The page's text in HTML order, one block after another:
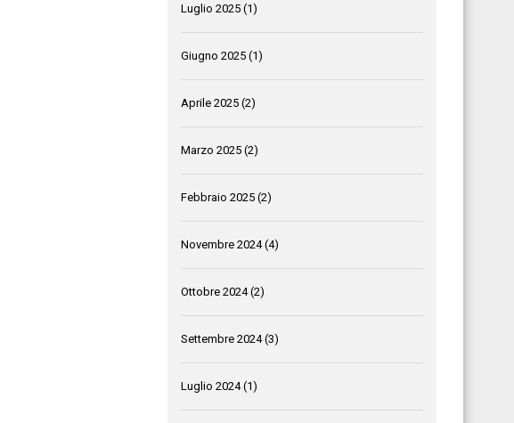
Luglio 2025 (1)
Giugno 2025 (1)
Aprile 2025 (2)
Marzo 2025 (2)
Febbraio 2025 (2)
Novembre 2024(4)
Ottobre 2024(2)
Settembre 2024(3)
Luglio 2024(1)